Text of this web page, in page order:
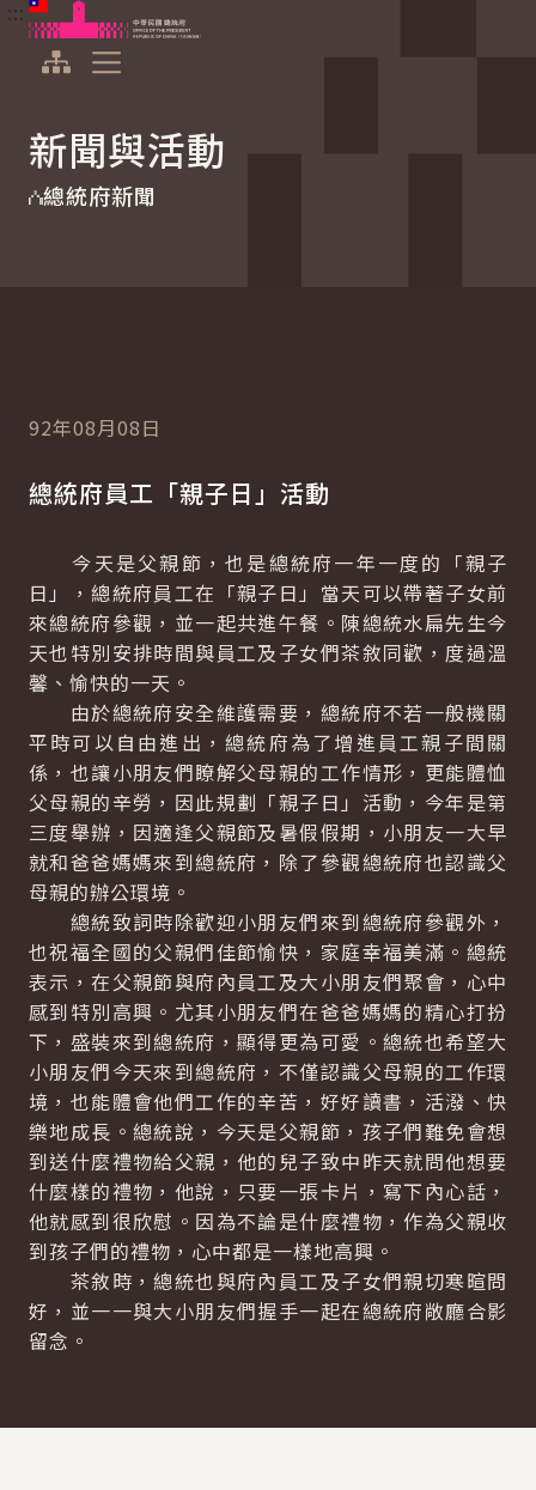
跳到主要內容
中華民國總統府
新聞與活動
總統府新聞
92年08月08日
總統府員工「親子日」活動
今天是父親節，也是總統府一年一度的「親子
日」，總統府員工在「親子日」當天可以帶著子女前
來總統府參觀，並一起共進午餐。陳總統水扁先生今
天也特別安排時間與員工及子女們茶敘同歡，度過溫
馨、愉快的一天。
由於總統府安全維護需要，總統府不若一般機關
平時可以自由進出，總統府為了增進員工親子間關
係，也讓小朋友們瞭解父母親的工作情形，更能體恤
父母親的辛勞，因此規劃「親子日」活動，今年是第
三度舉辦，因適逢父親節及暑假假期，小朋友一大早
就和爸爸媽媽來到總統府，除了參觀總統府也認識父
母親的辦公環境。
總統致詞時除歡迎小朋友們來到總統府參觀外，
也祝福全國的父親們佳節愉快，家庭幸福美滿。總統
表示，在父親節與府內員工及大小朋友們聚會，心中
感到特別高興。尤其小朋友們在爸爸媽媽的精心打扮
下，盛裝來到總統府，顯得更為可愛。總統也希望大
小朋友們今天來到總統府，不僅認識父母親的工作環
境，也能體會他們工作的辛苦，好好讀書，活潑、快
樂地成長。總統說，今天是父親節，孩子們難免會想
到送什麼禮物給父親，他的兒子致中昨天就問他想要
什麼樣的禮物，他說，只要一張卡片，寫下內心話，
他就感到很欣慰。因為不論是什麼禮物，作為父親收
到孩子們的禮物，心中都是一樣地高興。
茶敘時，總統也與府內員工及子女們親切寒暄問
好，並一一與大小朋友們握手一起在總統府敞廳合影
留念。